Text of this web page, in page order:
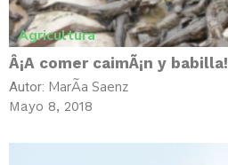
Agricultura
Â¡A comer caimÃ¡n y babilla!
Autor: MarÃ­a Saenz
Mayo 8, 2018